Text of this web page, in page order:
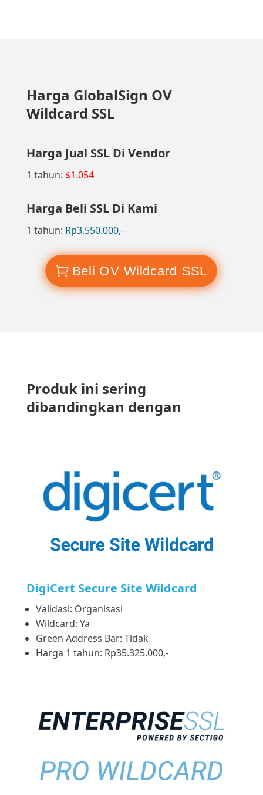
Harga GlobalSign OV
Wildcard SSL
Harga Jual SSL Di Vendor
1 tahun: $1.054
Harga Beli SSL Di Kami
1 tahun: Rp3.550.000,-
Beli OV Wildcard SSL
Produk ini sering
dibandingkan dengan
DigiCert Secure Site Wildcard
Validasi: Organisasi
Wildcard: Ya
Green Address Bar: Tidak
Harga 1 tahun: Rp35.325.000,-